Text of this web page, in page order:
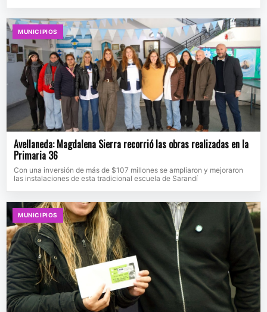
MUNICIPIOS
Avellaneda: Magdalena Sierra recorrió las obras realizadas en la
Primaria 36
Con una inversión de más de $107 millones se ampliaron y mejoraron
las instalaciones de esta tradicional escuela de Sarandí
MUNICIPIOS